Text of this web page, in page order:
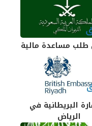
مساعدة مالية
البريطانية في
الرياض